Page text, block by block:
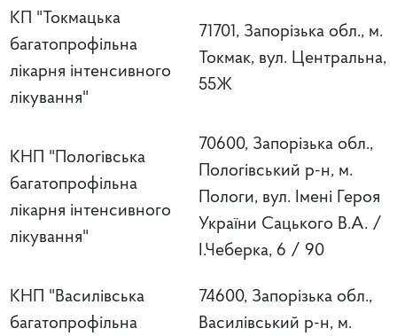
КП "Токмацька
багатопрофільна
лікарня інтенсивного
лікування"
71701, Запорізька обл., м.
Токмак, вул. Центральна,
55Ж
КНП "Пологівська
багатопрофільна
лікарня інтенсивного
лікування"
70600, Запорізька обл.,
Пологівський р-н, м.
Пологи, вул. Імені Героя
України Сацького В.А. /
І.Чеберка, 6 / 90
КНП "Василівська
багатопрофільна
74600, Запорізька обл.,
Василівський р-н, м.